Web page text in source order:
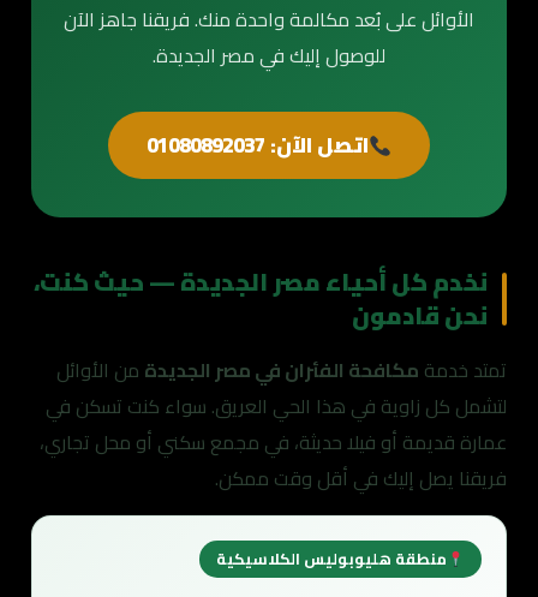
الأوائل على بُعد مكالمة واحدة منك. فريقنا جاهز الآن
للوصول إليك في مصر الجديدة.
اتصل الآن: 01080892037
نخدم كل أحياء مصر الجديدة — حيث كنت،
نحن قادمون
تمتد خدمةمكافحة الفئران في مصر الجديدةمن الأوائل
لتشمل كل زاوية في هذا الحي العريق. سواء كنت تسكن في
عمارة قديمة أو فيلا حديثة، في مجمع سكني أو محل تجاري،
فريقنا يصل إليك في أقل وقت ممكن.
منطقة هليوبوليس الكلاسيكية